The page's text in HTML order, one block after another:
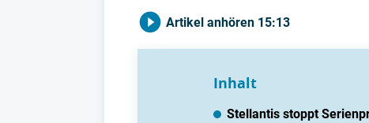
Artikel anhören 15:13
Inhalt
Stellantis stoppt